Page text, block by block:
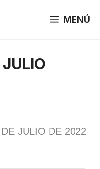
MENÚ
JULIO
JULIO DE 2022